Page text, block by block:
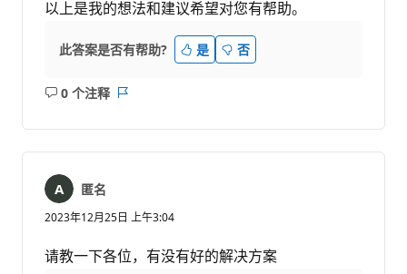
以上是我的想法和建议希望对您有帮助。
此答案是否有帮助? 是 否
0 个注释
无
匿名
2023年12月25日 上午3:04
请教一下各位，有没有好的解决方案